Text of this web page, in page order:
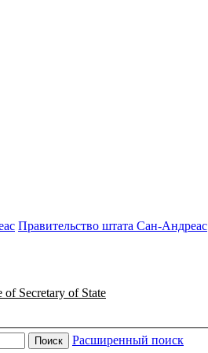
Правительство штата Сан-Андреас
Secretary of State
Поиск
Расширенный поиск